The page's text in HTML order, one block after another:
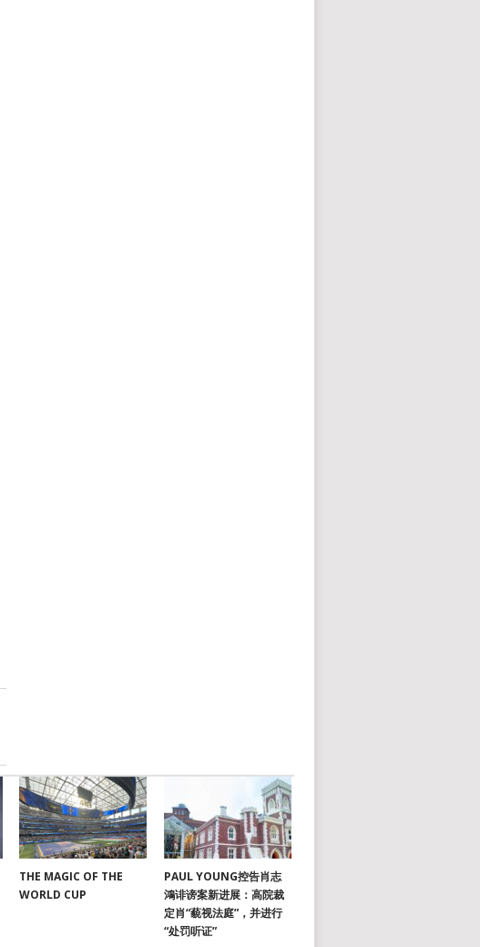
THE MAGIC OF THE
WORLD CUP
PAUL YOUNG控告肖志
鴻诽谤案新进展：高院裁
定肖“藐视法庭”，并进行
“处罚听证”